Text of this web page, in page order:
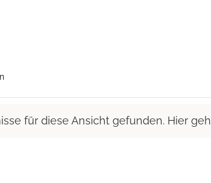
für diese Ansicht gefunden. Hier